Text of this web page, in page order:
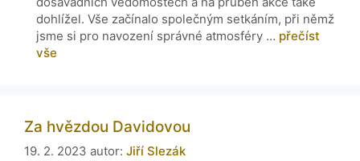
dohlížel. Vše začínalo společným setkáním, při němž
jsme si pro navození správné atmosféry … přečíst
vše
Za hvězdou Davidovou
19. 2. 2023 autor: Jiří Slezák